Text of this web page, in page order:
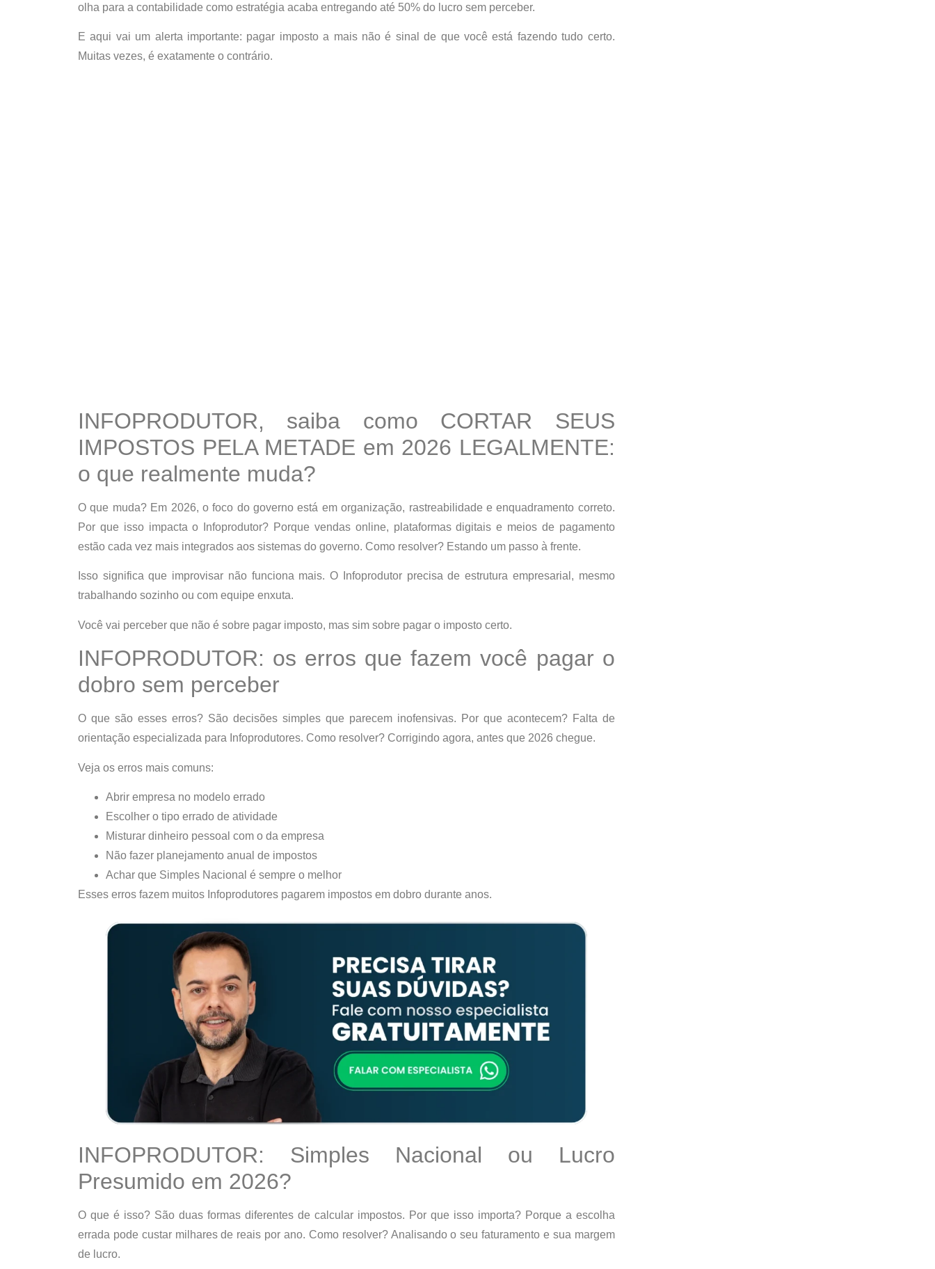
olha para a contabilidade como estratégia acaba entregando até 50% do lucro sem perceber.
E aqui vai um alerta importante: pagar imposto a mais não é sinal de que você está fazendo tudo certo.
Muitas vezes, é exatamente o contrário.
INFOPRODUTOR, saiba como CORTAR SEUS
IMPOSTOS PELA METADE em 2026 LEGALMENTE:
o que realmente muda?
O que muda? Em 2026, o foco do governo está emorganização, rastreabilidade e enquadramento correto.
Por que isso impacta o Infoprodutor? Porque vendas online, plataformas digitais e meios de pagamento
estão cada vez mais integrados aos sistemas do governo. Como resolver? Estando um passo à frente.
Isso significa que improvisar não funciona mais. O Infoprodutor precisa deestrutura empresarial , mesmo
trabalhando sozinho ou com equipe enxuta.
Você vai perceber que não é sobre pagar imposto, mas sim sobre pagar o imposto certo.
INFOPRODUTOR: os erros que fazem você pagar o
dobro sem perceber
O que são esses erros? São decisões simples que parecem inofensivas. Por que acontecem? Falta de
orientação especializada para Infoprodutores. Como resolver? Corrigindo agora, antes que 2026 chegue.
Veja os erros mais comuns:
Abrir empresa no modelo errado
Escolher o tipo errado de atividade
Misturar dinheiro pessoal com o da empresa
Não fazer planejamento anual de impostos
Achar que Simples Nacional é sempre o melhor
Esses erros fazem muitos Infoprodutores pagarem impostos em dobro durante anos.
INFOPRODUTOR: Simples Nacional ou Lucro
Presumido em 2026?
O que é isso? São duas formas diferentes de calcular impostos. Por que isso importa? Porque a escolha
errada pode custar milhares de reais por ano. Como resolver? Analisando o seu faturamento e sua margem
de lucro.